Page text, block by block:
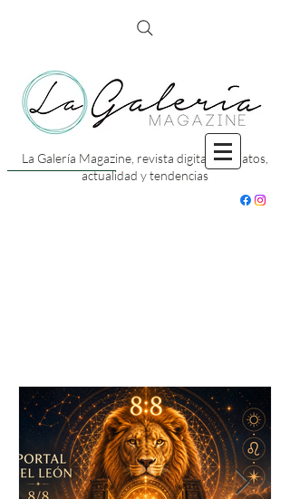
La Galería Magazine, revista digital con datos,
actualidad y tendencias